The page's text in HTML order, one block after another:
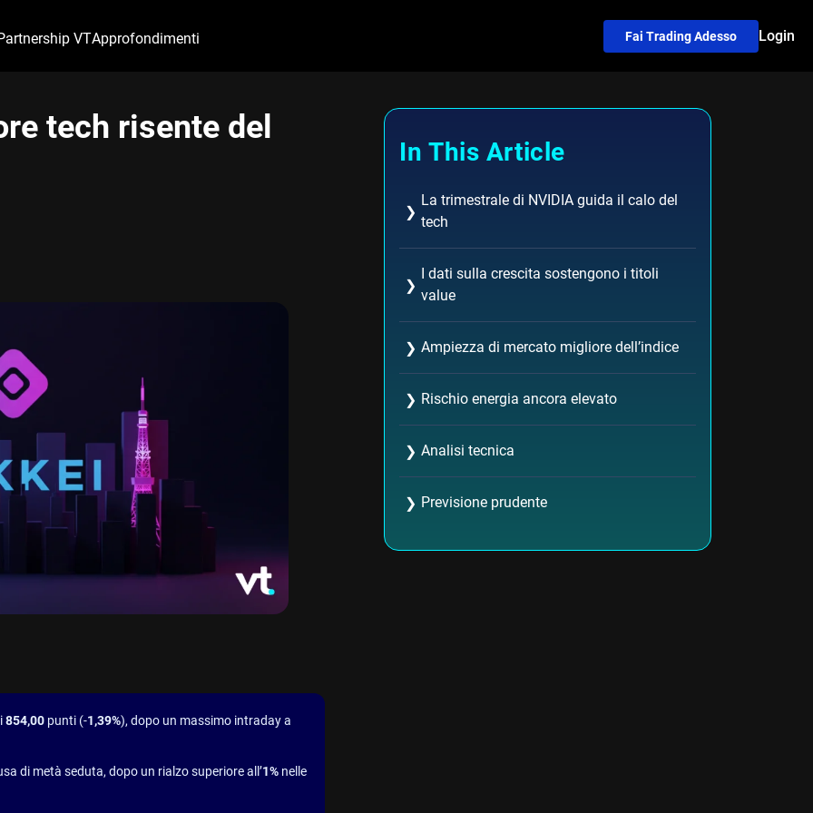
VTApprofondimenti Fai Trading Adesso Login
tech risente del
854,00 punti (-1,39%), dopo un massimo intraday a
di metà seduta, dopo un rialzo superiore all’1% nelle
In This Article
❯
La trimestrale di NVIDIA guida il calo del
tech
❯
I dati sulla crescita sostengono i titoli
value
❯ Ampiezza di mercato migliore dell’indice
❯ Rischio energia ancora elevato
❯ Analisi tecnica
❯ Previsione prudente